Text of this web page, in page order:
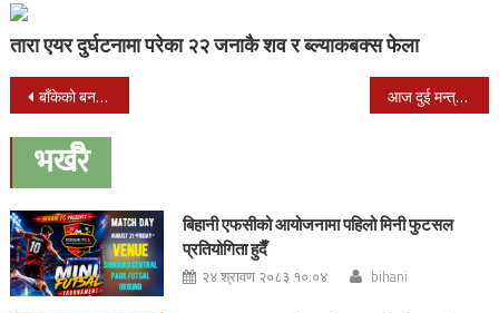
तारा एयर दुर्घटनामा परेका २२ जनाकै शव र ब्ल्याकबक्स फेला
Post
navigation
बाँकेको बनकटवा गाविसलाई बालमैत्री बनाउन प्रतिबद्धता आज दुई मन्त्री थपिँदै , अब मन्त्रीमण्डल ४३ सदस्यीय हुने
भर्खरै
बिहानी एफसीको आयोजनामा पहिलो मिनी फुटसल
प्रतियोगिता हुदैँ
२४ श्रावण २०८३ १०:०४ bihani